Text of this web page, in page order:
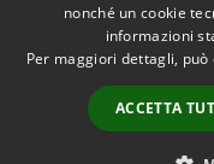
RSS
nonché un cookie
informazioni
Per maggiori dettagli,
ACCETTA